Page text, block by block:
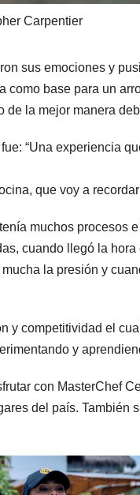
Carpentier
sus emociones y
base para un
de la mejor manera
“Una experiencia
que voy a recordar
muchos procesos
cuando llegó la
la presión y
competitividad el
y
con MasterChef
del país. También